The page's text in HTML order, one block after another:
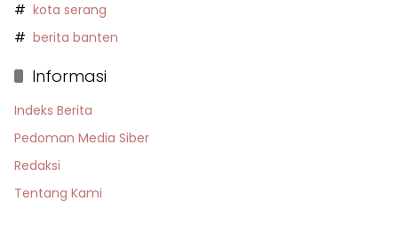
kota serang
berita banten
Informasi
Indeks Berita
Pedoman Media Siber
Redaksi
Tentang Kami